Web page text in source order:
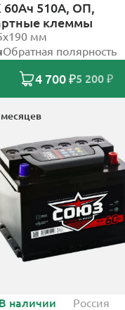
510А, ОП,
клеммы
мм
Обратная полярность
4 700 ₽5 200 ₽
месяцев
В наличии Россия